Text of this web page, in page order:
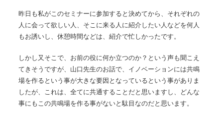
昨日も私がこのセミナーに参加すると決めてから、それぞれの
人に会って欲しい人、そこに来る人に紹介したい人などを何人
もお誘いし、休憩時間などは、紹介で忙しかったです。
しかし又そこで、お前の役に何か立つのか？という声も聞こえ
てきそうですが、山口先生のお話で、イノベーションには共鳴
場を作るという事が大きな要因となっているという事がありま
したが、これは、全てに共通することだと思いますし、どんな
事にもこの共鳴場を作る事がないと駄目なのだと思います。